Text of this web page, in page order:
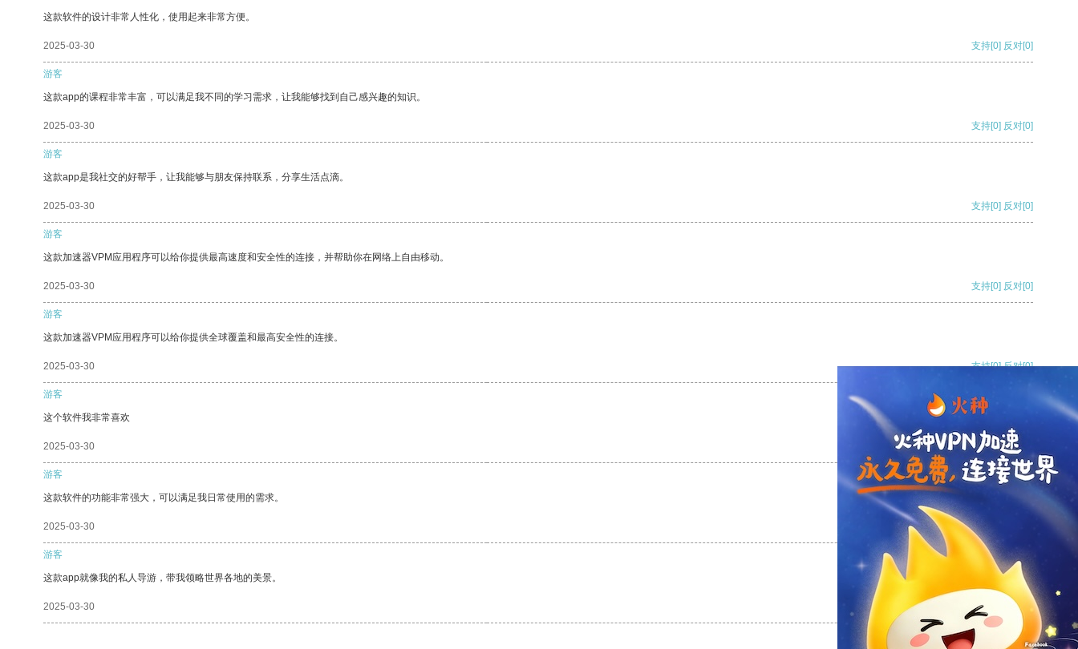
这款软件的设计非常人性化，使用起来非常方便。
2025-03-30 支持[0] 反对[0]
游客
这款app的课程非常丰富，可以满足我不同的学习需求，让我能够找到自己感兴趣的知识。
2025-03-30 支持[0] 反对[0]
游客
这款app是我社交的好帮手，让我能够与朋友保持联系，分享生活点滴。
2025-03-30 支持[0] 反对[0]
游客
这款加速器VPM应用程序可以给你提供最高速度和安全性的连接，并帮助你在网络上自由移动。
2025-03-30 支持[0] 反对[0]
游客
这款加速器VPM应用程序可以给你提供全球覆盖和最高安全性的连接。
2025-03-30 支持[0] 反对[0]
游客
这个软件我非常喜欢
2025-03-30 支持[0] 反对
游客
这款软件的功能非常强大，可以满足我日常使用的需求。
2025-03-30 支持
游客
这款app就像我的私人导游，带我领略世界各地的美景。
2025-03-30 支持 反对 [0]